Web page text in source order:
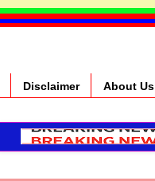
Disclaimer About Us